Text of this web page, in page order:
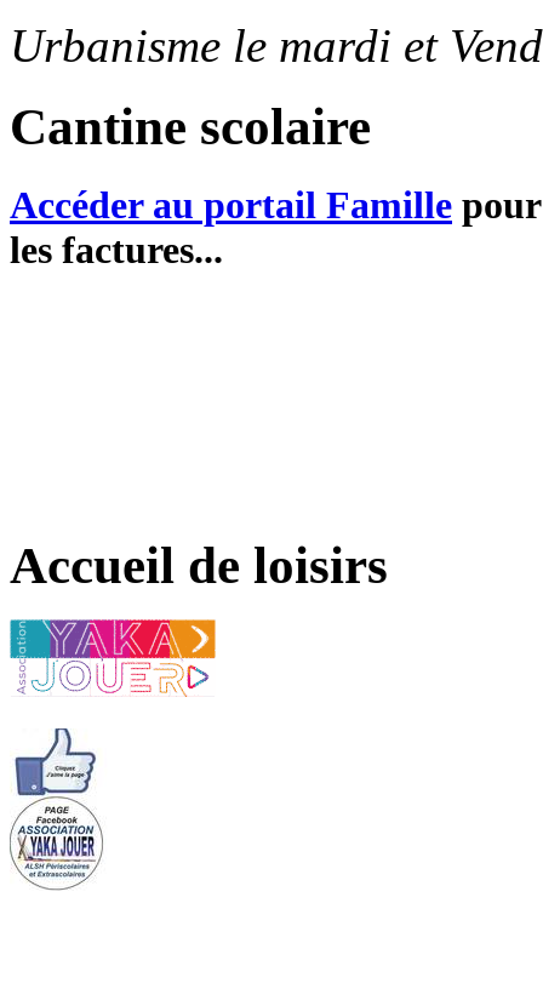
Urbanisme le mardi et
Cantine scolaire
Accéder au portail Famille
les factures...
Accueil de loisirs